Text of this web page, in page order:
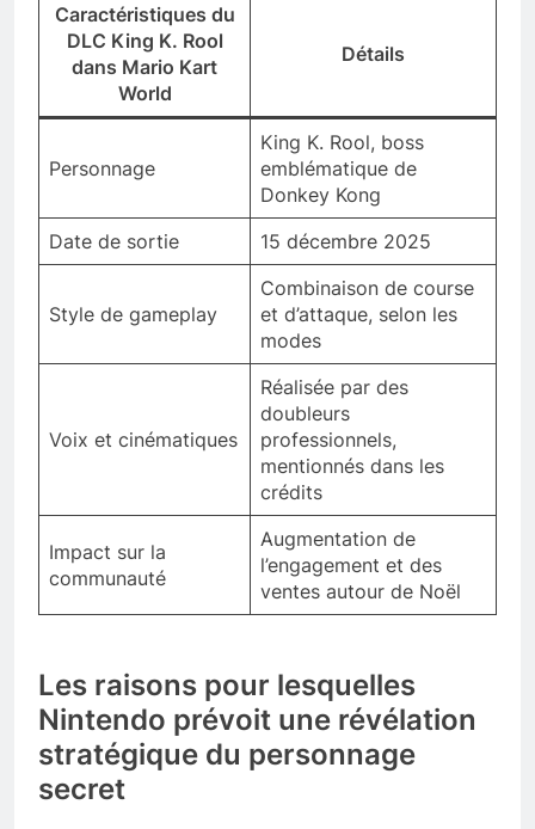
Caractéristiques du
DLC King K. Rool
dans Mario Kart
World
Détails
Personnage
King K. Rool, boss
emblématique de
Donkey Kong
Date de sortie
15 décembre 2025
Style de gameplay
Combinaison de course
et d’attaque, selon les
modes
Voix et cinématiques
Réalisée par des
doubleurs
professionnels,
mentionnés dans les
crédits
Impact sur la
communauté
Augmentation de
l’engagement et des
ventes autour de Noël
Les raisons pour lesquelles
Nintendo prévoit une révélation
stratégique du personnage
secret